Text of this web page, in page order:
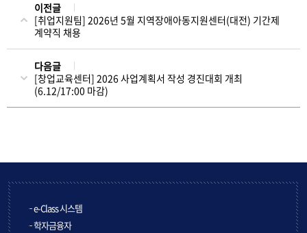
이전글
[취업지원팀] 2026년 5월 지역장애아동지원센터(대전) 기간제
계약직 채용
다음글
[창업교육센터] 2026 사업계획서 작성 경진대회 개최
(6.12/17:00 마감)
e-Class 시스템
학자금융자